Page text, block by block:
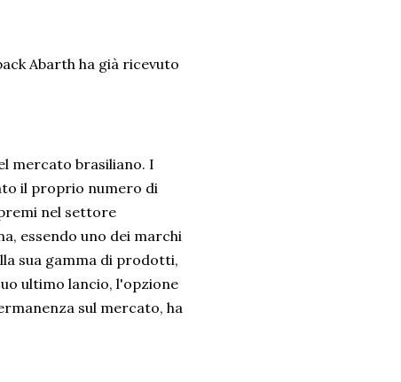
Abarth ha già ricevuto
mercato brasiliano. I
il proprio numero di
nel settore
essendo uno dei marchi
sua gamma di prodotti,
ultimo lancio, l'opzione
sul mercato, ha